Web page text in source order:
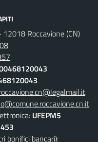
12018 Roccavione (CN)
UFEPM5
bonifici bancari):